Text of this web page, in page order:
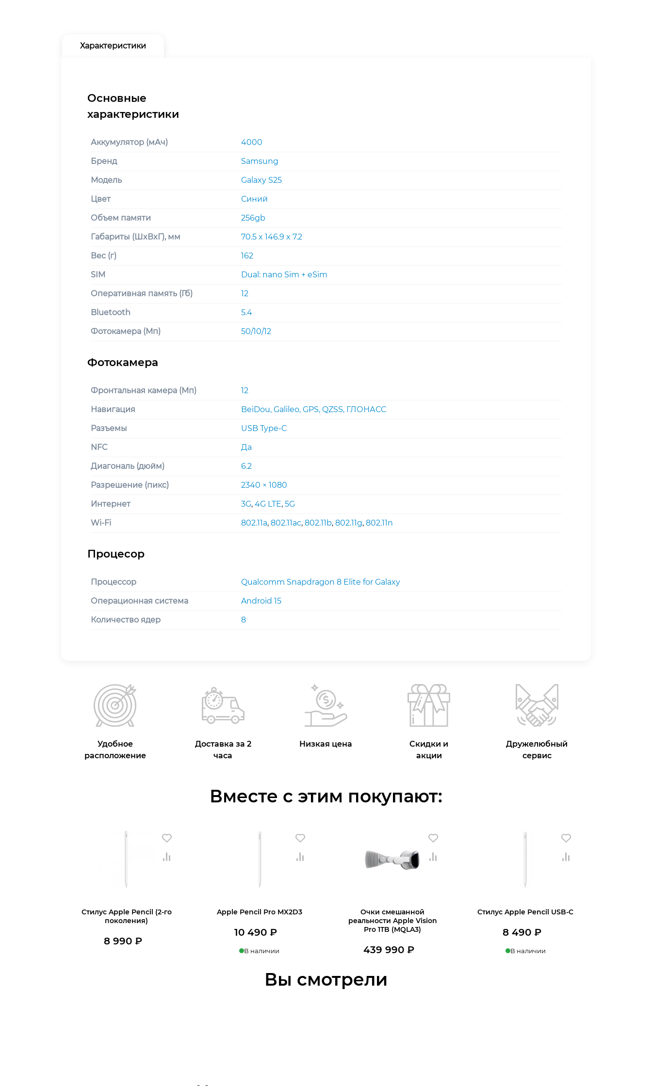
Характеристики
Аккумулятор (мАч) 4000
Бренд Samsung
Модель Galaxy S25
Цвет Синий
Объем памяти 256gb
Габариты (ШxВxГ), мм 70.5 x 146.9 x 7.2
Вес (г) 162
SIM Dual: nano Sim + eSim
Оперативная память (Гб) 12
Bluetooth 5.4
Фотокамера (Мп) 50/10/12
Фронтальная камера (Мп) 12
Навигация BeiDou, Galileo, GPS, QZSS, ГЛОНАСС
Разъемы USB Type-C
NFC Да
Диагональ (дюйм) 6.2
Разрешение (пикс) 2340 × 1080
Интернет 3G, 4G LTE, 5G
Wi-Fi 802.11a, 802.11ac, 802.11b, 802.11g, 802.11n
Процессор Qualcomm Snapdragon 8 Elite for Galaxy
Операционная система Android 15
Количество ядер 8
Удобное
расположение
Доставка за 2
часа
Низкая цена
Скидки и
акции
Дружелюбный
сервис
Вместе с этим покупают:
Стилус Apple Pencil (2-го
поколения)
8 990 ₽
Apple Pencil Pro MX2D3
10 490₽
В наличии
Купить в 1 клик
Очки смешанной
реальности Apple Vision
Pro 1TB (MQLA3)
439 990₽
Стилус Apple Pencil USB-C
8 490 ₽
В наличии
Вы смотрели